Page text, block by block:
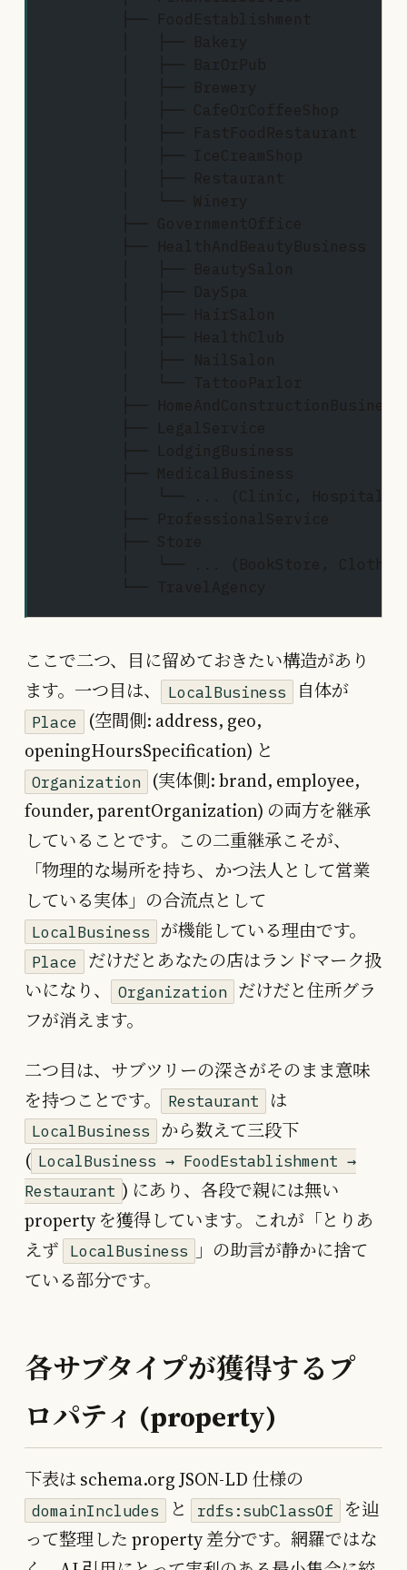
        ├── FoodEstablishment
        │   ├── Bakery
        │   ├── BarOrPub
        │   ├── Brewery
        │   ├── CafeOrCoffeeShop
        │   ├── FastFoodRestaurant
        │   ├── IceCreamShop
        │   ├── Restaurant
        │   └── Winery
        ├── GovernmentOffice
        ├── HealthAndBeautyBusiness
        │   ├── BeautySalon
        │   ├── DaySpa
        │   ├── HairSalon
        │   ├── HealthClub
        │   ├── NailSalon
        │   └── TattooParlor
        ├── HomeAndConstructionBusiness
        ├── LegalService
        ├── LodgingBusiness
        ├── MedicalBusiness
│   └── ... (Clinic, Hospital,
        ├── ProfessionalService
        ├── Store
│   └── ... (BookStore,
        └── TravelAgency
ここで二つ、目に留めておきたい構造があり
ます。一つ目は、
LocalBusiness 自体が
Place
(空間側: address, geo,
openingHoursSpecification) と
Organization
(実体側: brand, employee,
founder, parentOrganization) の両方を継承
していることです。この二重継承こそが、
「物理的な場所を持ち、かつ法人として営業
している実体」の合流点として
LocalBusiness が機能している理由です。
Place
だけだとあなたの店はランドマーク扱
いになり、
Organization
だけだと住所グラ
フが消えます。
二つ目は、サブツリーの深さがそのまま意味
を持つことです。
Restaurant は
LocalBusiness
から数えて三段下
( LocalBusiness → FoodEstablishment →
Restaurant ) にあり、各段で親には無い
property を獲得しています。これが「とりあ
えず
LocalBusiness
」の助言が静かに捨て
ている部分です。
各サブタイプが獲得するプ
ロパティ (property)
下表は schema.org JSON-LD 仕様の
domainIncludes と rdfs:subClassOf
を辿
って整理した property 差分です。網羅ではな